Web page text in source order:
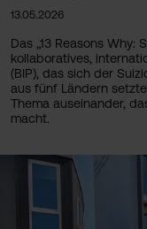
13.05.2026
Das „13 Reasons Why:
kollaboratives,
(BIP), das sich der
aus fünf Ländern
Thema auseinander,
macht.